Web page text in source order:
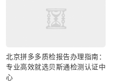
北京拼多多质检报告办理指南：
专业高效就选贝斯通检测认证中
心